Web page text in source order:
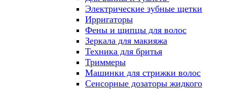
Электрические зубные щетки
Ирригаторы
Фены и щипцы для волос
Зеркала для макияжа
Техника для бритья
Триммеры
Машинки для стрижки волос
Сенсорные дозаторы жидкого